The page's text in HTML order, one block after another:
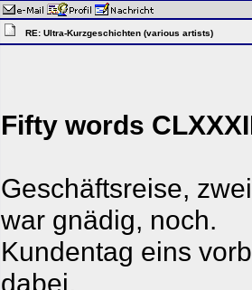
RE: Ultra-Kurzgeschichten (various artists)
Fifty words
Geschäftsreise,
war gnädig, noch.
Kundentag eins
dabei.